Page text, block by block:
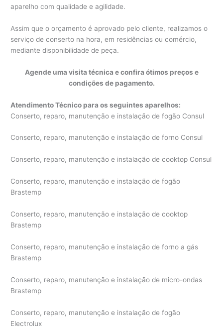
aparelho com qualidade e agilidade.
Assim que o orçamento é aprovado pelo cliente, realizamos o
serviço de conserto na hora, em residências ou comércio,
mediante disponibilidade de peça.
Agende uma visita técnica e confira ótimos preços e
condições de pagamento.
Atendimento Técnico para os seguintes aparelhos:
Conserto, reparo, manutenção e instalação de fogão Consul
Conserto, reparo, manutenção e instalação de forno Consul
Conserto, reparo, manutenção e instalação de cooktop Consul
Conserto, reparo, manutenção e instalação de fogão
Brastemp
Conserto, reparo, manutenção e instalação de cooktop
Brastemp
Conserto, reparo, manutenção e instalação de forno a gás
Brastemp
Conserto, reparo, manutenção e instalação de micro-ondas
Brastemp
Conserto, reparo, manutenção e instalação de fogão
Electrolux